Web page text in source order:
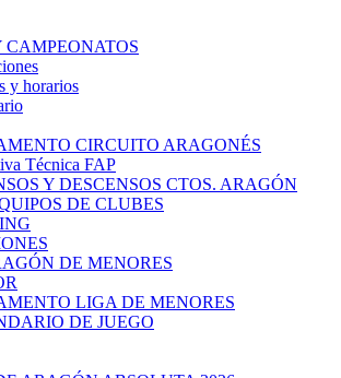
CAMPEONATOS
y horarios
CIRCUITO ARAGONÉS
Técnica FAP
Y DESCENSOS CTOS. ARAGÓN
DE CLUBES
DE MENORES
LIGA DE MENORES
DE JUEGO